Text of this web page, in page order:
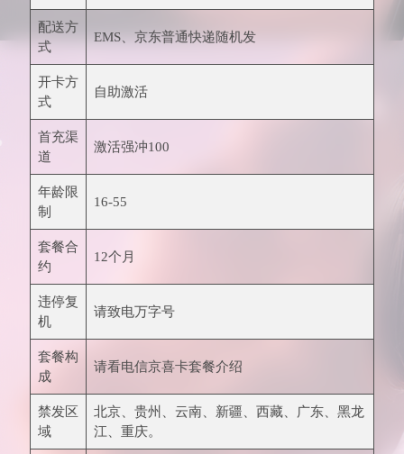
配送方
式
EMS、京东普通快递随机发
开卡方
式
自助激活
首充渠
道
激活强冲100
年龄限
制
16-55
套餐合
约
12个月
违停复
机
请致电万字号
套餐构
成
请看电信京喜卡套餐介绍
禁发区
域
北京、贵州、云南、新疆、西藏、广东、黑龙
江、重庆。